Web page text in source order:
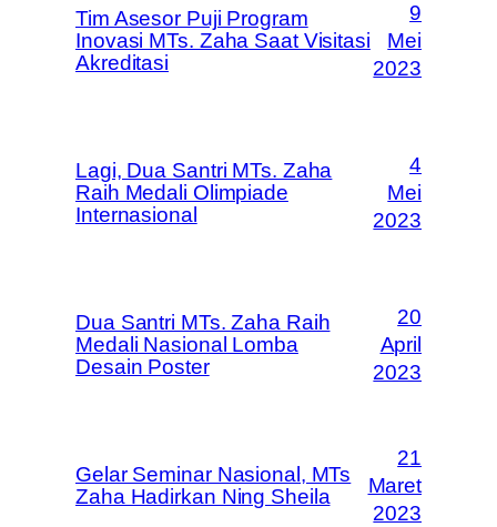
Tim Asesor Puji Program
Inovasi MTs. Zaha Saat Visitasi
Akreditasi
9
Mei
2023
Lagi, Dua Santri MTs. Zaha
Raih Medali Olimpiade
Internasional
4
Mei
2023
Dua Santri MTs. Zaha Raih
Medali Nasional Lomba
Desain Poster
20
April
2023
Gelar Seminar Nasional, MTs
Zaha Hadirkan Ning Sheila
21
Maret
2023